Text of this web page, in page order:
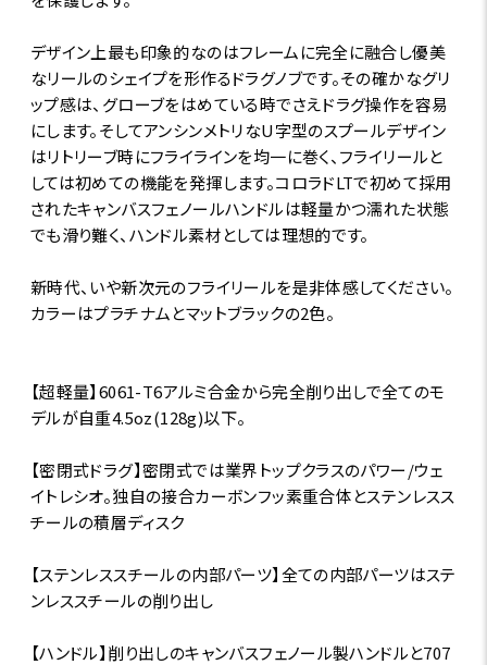
デザイン上最も印象的なのはフレームに完全に融合し優美
なリールのシェイプを形作るドラグノブです。その確かなグリ
ップ感は、グローブをはめている時でさえドラグ操作を容易
にします。そしてアンシンメトリなU字型のスプールデザイン
はリトリーブ時にフライラインを均一に巻く、フライリールと
しては初めての機能を発揮します。コロラドLTで初めて採用
されたキャンバスフェノールハンドルは軽量かつ濡れた状態
でも滑り難く、ハンドル素材としては理想的です。
新時代、いや新次元のフライリールを是非体感してください。
カラーはプラチナムとマットブラックの2色。
【超軽量】6061-T6アルミ合金から完全削り出しで全てのモ
デルが自重4.5oz(128g)以下。
【密閉式ドラグ】密閉式では業界トップクラスのパワー/ウェ
イトレシオ。独自の接合カーボンフッ素重合体とステンレスス
チールの積層ディスク
【ステンレススチールの内部パーツ】全ての内部パーツはステ
ンレススチールの削り出し
【ハンドル】削り出しのキャンバスフェノール製ハンドルと707